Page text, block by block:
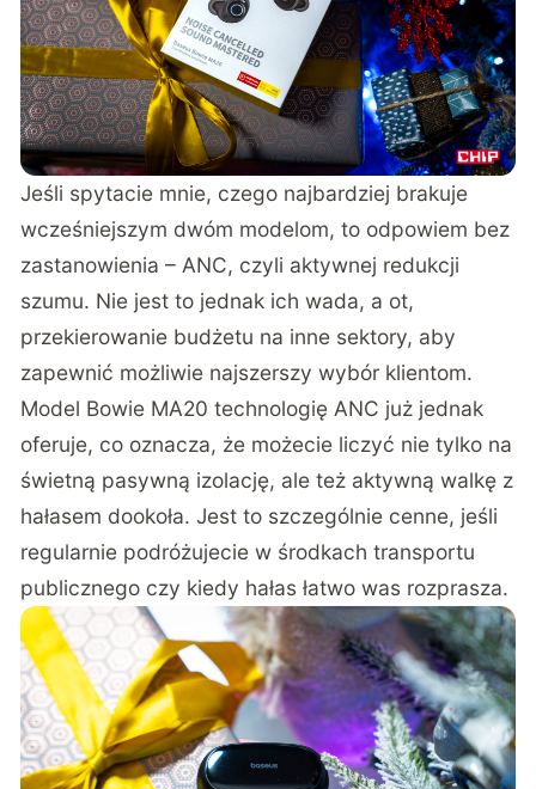
Jeśli spytacie mnie, czego najbardziej brakuje
wcześniejszym dwóm modelom, to odpowiem bez
zastanowienia – ANC, czyli aktywnej redukcji
szumu. Nie jest to jednak ich wada, a ot,
przekierowanie budżetu na inne sektory, aby
zapewnić możliwie najszerszy wybór klientom.
Model Bowie MA20 technologię ANC już jednak
oferuje, co oznacza, że możecie liczyć nie tylko na
świetną pasywną izolację, ale też aktywną walkę z
hałasem dookoła. Jest to szczególnie cenne, jeśli
regularnie podróżujecie w środkach transportu
publicznego czy kiedy hałas łatwo was rozprasza.